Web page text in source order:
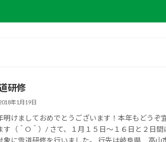
研修
年1月19日
明けましておめでとうございます！本年もどうぞ
す（＾O＾）/ さて、１月１５日～１６日と２日間
象に雪道研修を行いました。 行先は岐阜県 高山